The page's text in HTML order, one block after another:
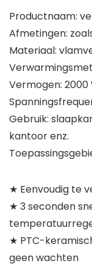
Productnaam:
Afmetingen:
Materiaal:
Vermogen: 2000
Gebruik:
kantoor enz.
★ Eenvoudig te
★ 3 seconden
★ PTC-
geen wachten